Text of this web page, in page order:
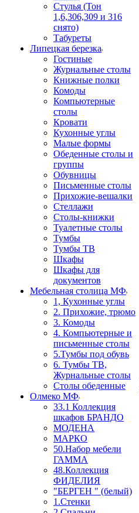
Стулья (Тон
1,6,306,309 и 316
снято)
Табуреты
Липецкая березка
Гостиные
Журнальные столы
Книжные полки
Комоды
Компьютерные
столы
Кровати
Кухонные углы
Малые формы
Обеденные столы и
группы
Обувницы
Письменные столы
Прихожие-вешалки
Стеллажи
Столы-книжки
Туалетные столы
Тумбы
Тумбы ТВ
Шкафы
Шкафы для
документов
Мебельная столица МФ
1, Кухонные углы
2. Прихожие, трюмо
3. Комоды
4. Компьютерные и
письменные столы
5.Тумбы под обувь
6. Тумбы ТВ,
Журнальные столы
Столы обеденные
Олмеко МФ
33.1 Коллекция
шкафов БРАНДО
МОДЕНА
МАРКО
50.Набор мебели
ГАММА
48.Коллекция
ФИДЕЛИЯ
"БЕРГЕН " (белый)
1.Стенки